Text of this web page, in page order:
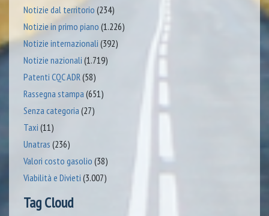
Notizie dal territorio (234)
Notizie in primo piano (1.226)
Notizie internazionali (392)
Notizie nazionali (1.719)
Patenti CQC ADR(58)
Rassegna stampa (651)
Senza categoria (27)
Taxi (11)
Unatras (236)
Valori costo gasolio (38)
Viabilità e Divieti (3.007)
Tag Cloud